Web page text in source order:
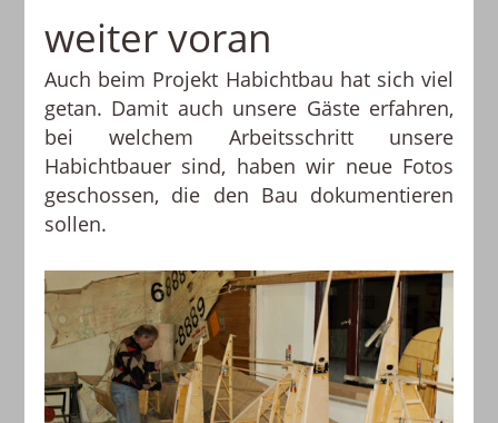
weiter voran
Auch beim Projekt Habichtbau hat sich viel
getan. Damit auch unsere Gäste erfahren,
bei welchem Arbeitsschritt unsere
Habichtbauer sind, haben wir neue Fotos
geschossen, die den Bau dokumentieren
sollen.